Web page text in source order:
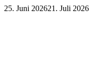
25. Juni 202621. Juli 2026